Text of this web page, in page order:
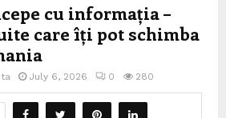
cu informația –
care îți pot schimba
July 6, 2026 0 280